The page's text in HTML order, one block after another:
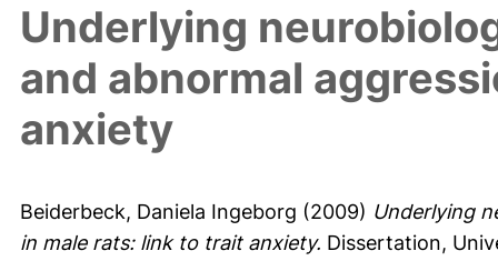
Underlying
and abnormal
anxiety
Beiderbeck, Daniela Ingeborg (2009) Underlying
in male rats: link to trait anxiety. Dissertation,